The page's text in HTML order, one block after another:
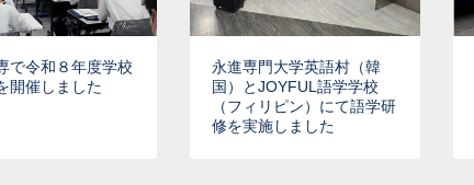
で令和８年度学校
開催しました
永進専門大学英語村（韓
国）とJOYFUL語学学校
（フィリピン）にて語学研
修を実施しました